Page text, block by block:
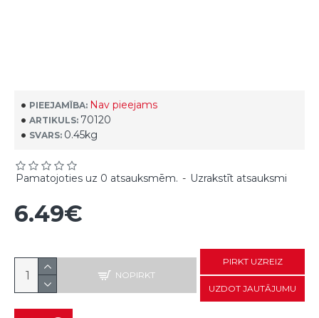
PIEEJAMĪBA: Nav pieejams
ARTIKULS: 70120
SVARS: 0.45kg
Pamatojoties uz 0 atsauksmēm. - Uzrakstīt atsauksmi
6.49€
NOPIRKT
PIRKT UZREIZ
UZDOT JAUTĀJUMU